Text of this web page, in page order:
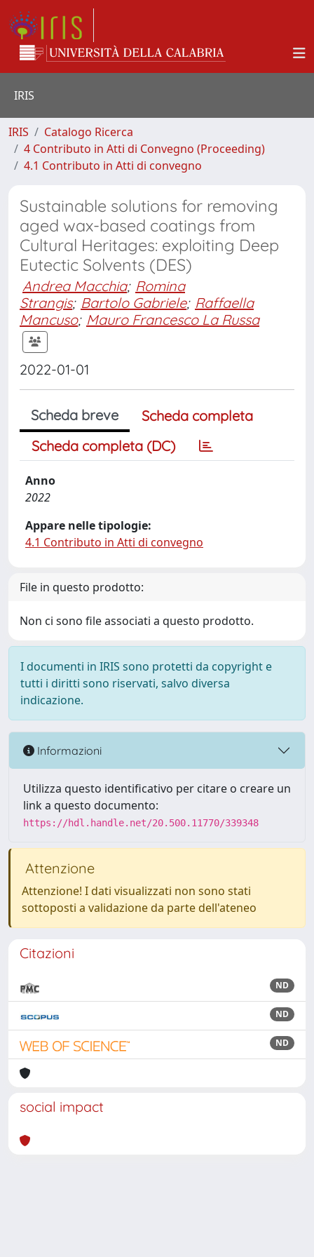
IRIS
IRIS
Catalogo Ricerca
4 Contributo in Atti di Convegno (Proceeding)
4.1 Contributo in Atti di convegno
Sustainable solutions for removing
aged wax-based coatings from
Cultural Heritages: exploiting Deep
Eutectic Solvents (DES)
Andrea Macchia; Romina
Strangis; Bartolo Gabriele; Raffaella
Mancuso; Mauro Francesco La Russa
2022-01-01
Scheda breve
Scheda completa
Scheda completa (DC)
Anno
2022
Appare nelle tipologie:
4.1 Contributo in Atti di convegno
File in questo prodotto:
Non ci sono file associati a questo prodotto.
I documenti in IRIS sono protetti da copyright e
tutti i diritti sono riservati, salvo diversa
indicazione.
Informazioni
Utilizza questo identificativo per citare o creare un
link a questo documento:
https://hdl.handle.net/20.500.11770/339348
Attenzione
Attenzione! I dati visualizzati non sono stati
sottoposti a validazione da parte dell'ateneo
Citazioni
ND
ND
ND
social impact